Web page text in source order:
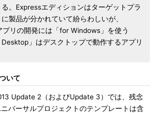
。Expressエディションはターゲットプラ
製品が分かれていて紛らわしいが、
リの開発には「for Windows」を使う
Desktop」はデスクトップで動作するアプリ
いて
Update 2（およびUpdate 3）では、残念
バーサルプロジェクトのテンプレートは含